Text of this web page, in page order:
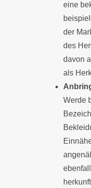
eine
der
des
davon
als
Werde